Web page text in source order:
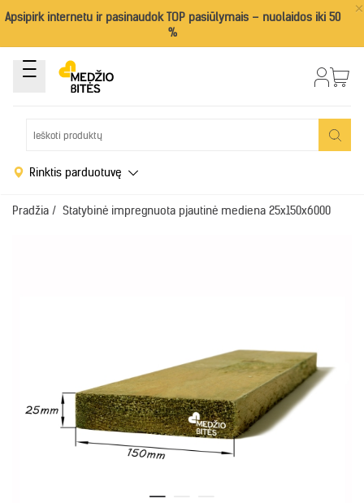
×
Apsipirk internetu ir pasinaudok TOP pasiūlymais – nuolaidos iki 50
%
Rinktis parduotuvę
Pradžia / Statybinė impregnuota pjautinė mediena 25x150x6000